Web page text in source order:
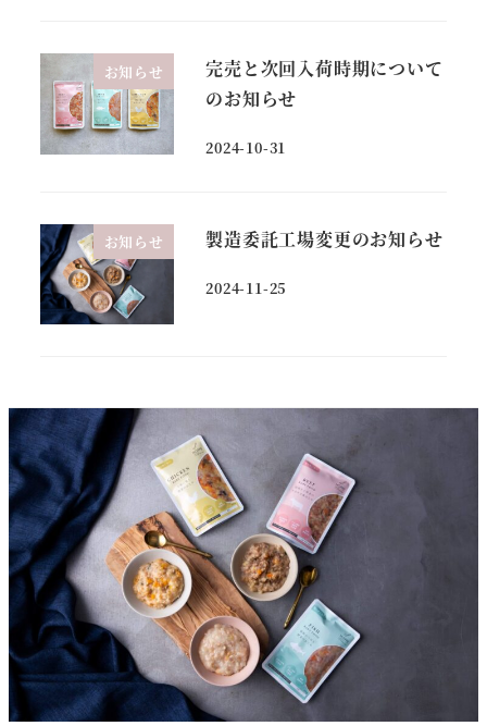
お知らせ
完売と次回入荷時期について
のお知らせ
投稿日
2024-10-31
お知らせ 製造委託工場変更のお知らせ
投稿日
2024-11-25